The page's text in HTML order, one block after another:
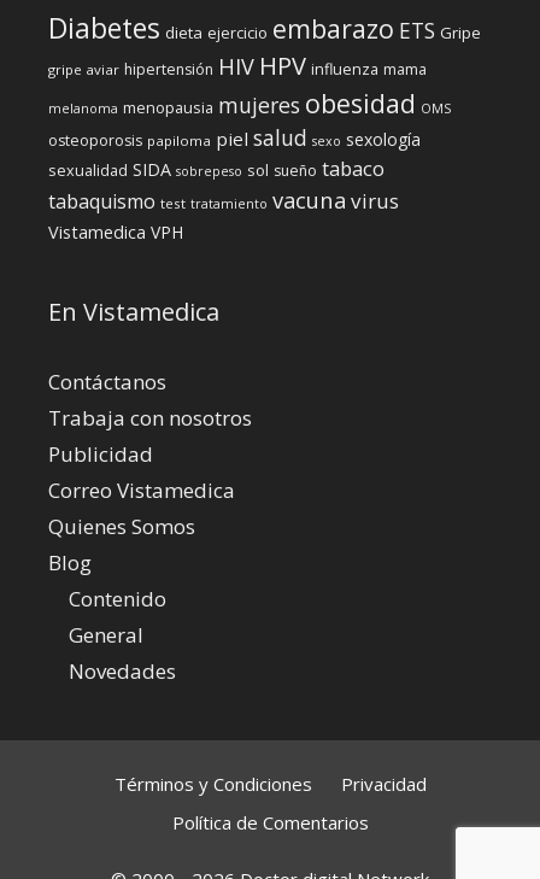
Diabetes dieta ejercicio embarazo ETS Gripe
gripe aviar hipertensión HIV HPV influenza mama
melanoma menopausia mujeres obesidad OMS
osteoporosis papiloma piel salud sexo sexología
sexualidad SIDA sobrepeso sol sueño tabaco
tabaquismo test tratamiento vacuna virus
Vistamedica VPH
En Vistamedica
Contáctanos
Trabaja con nosotros
Publicidad
Correo Vistamedica
Quienes Somos
Blog
Contenido
General
Novedades
Términos y Condiciones
Privacidad
Política de Comentarios